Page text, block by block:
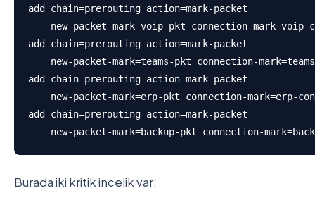
add chain=prerouting action=mark-packet
new-packet-mark=voip-pkt connection-mark=voip-
add chain=prerouting action=mark-packet
new-packet-mark=teams-pkt connection-
add chain=prerouting action=mark-packet
new-packet-mark=erp-pkt connection-mark=erp-
add chain=prerouting action=mark-packet
new-packet-mark=backup-pkt connection-
Burada iki kritik incelik var: